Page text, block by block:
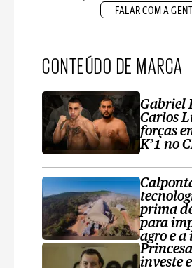
FALAR COM A
CONTEÚDO DE MARCA
Gabriel
Carlos
forças
K’1 no
prima
para
agro e
investe